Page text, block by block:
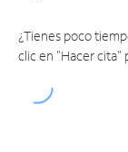
¿Tienes poco
clic en "Hacer cita"